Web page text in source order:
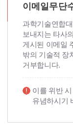
이메일무단
과학기술연합
보내지는 타사
게시된 이메일
밖의 기술적 장
거부합니다.
이를 위반
유념하시기